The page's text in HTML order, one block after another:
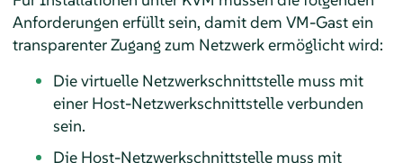
Anforderungen erfüllt sein, damit dem VM-Gast ein
transparenter Zugang zum Netzwerk ermöglicht wird:
Die virtuelle Netzwerkschnittstelle muss mit
einer Host-Netzwerkschnittstelle verbunden
sein.
Die Host-Netzwerkschnittstelle muss mit